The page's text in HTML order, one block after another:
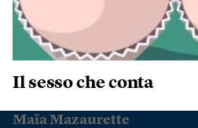
Il sesso che conta
Maïa Mazaurette